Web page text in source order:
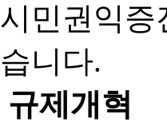
시민권익증
습니다.
규제개혁